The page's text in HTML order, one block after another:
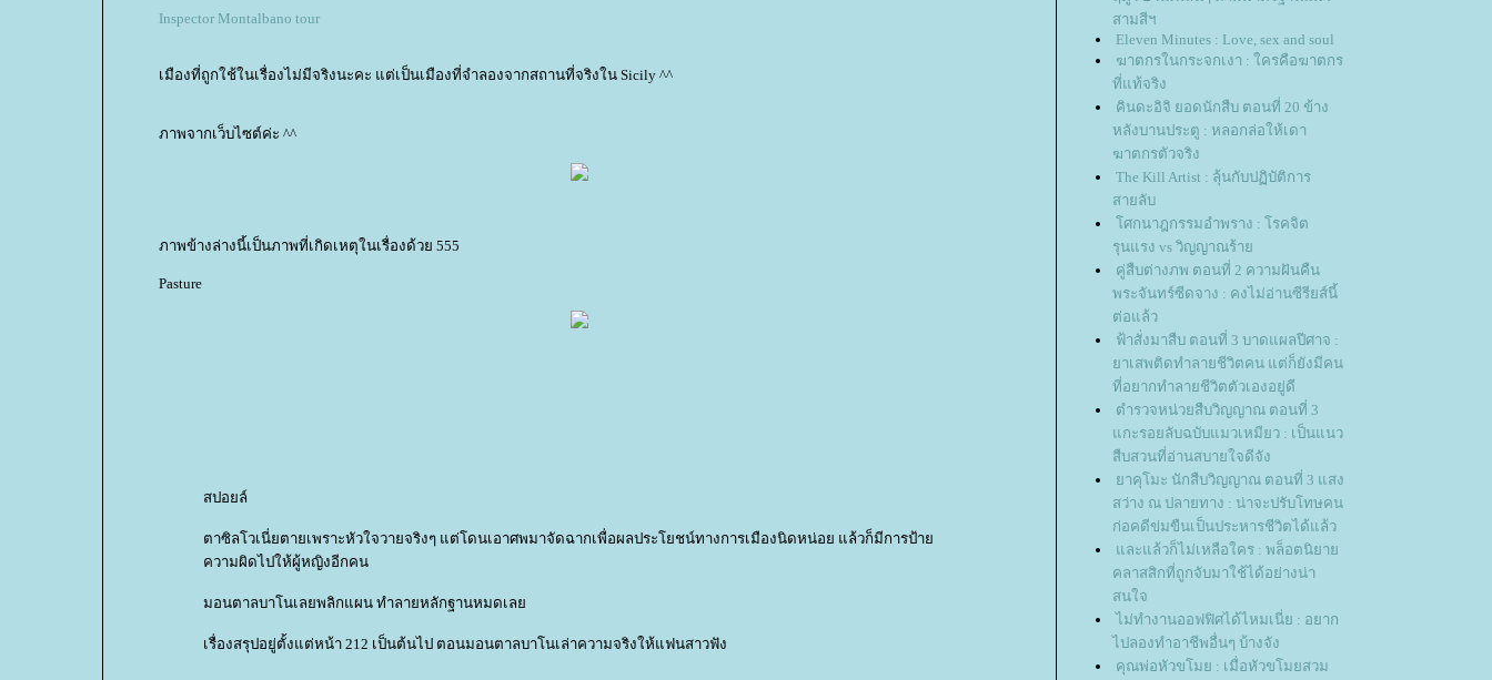
Inspector Montalbano tour
เมืองที่ถูกใช้ในเรื่องไม่มีจริงนะคะ แต่เป็นเมืองที่จำลองจากสถานที่จริงใน Sicily ^^
ภาพจากเว็บไซต์ค่ะ ^^
ภาพข้างล่างนี้เป็นภาพที่เกิดเหตุในเรื่องด้วย 555
Pasture
สปอยล์
ตาซิลโวเนี่ยตายเพราะหัวใจวายจริงๆ แต่โดนเอาศพมาจัดฉากเพื่อผลประโยชน์ทางการเมืองนิดหน่อย แล้วก็มีการป้า
ความผิดไปให้ผู้หญิงอีกคน
มอนตาลบาโนเลยพลิกแผน ทำลายหลักฐานหมดเล
เรื่องสรุปอยู่ตั้งแต่หน้า 212 เป็นต้นไป ตอนมอนตาลบาโนเล่าความจริงให้แฟนสาวฟัง
สามสีฯ
Eleven Minutes : Love, sex and soul
ฆาตกรในกระจกเงา : ใครคือฆาตกร
ที่แท้จริง
คินดะอิจิ ยอดนักสืบ ตอนที่ 20 ข้าง
หลังบานประตู : หลอกล่อให้เดา
ฆาตกรตัวจริง
The Kill Artist : ลุ้นกับปฏิบัติการ
สายลับ
ศกนาฎกรรมอำพราง : โรคจิต
รุนแรง vs วิญญาณร้า
คู่สืบต่างภพ ตอนที่ 2 ความฝันคืน
พระจันทร์ซีดจาง : คงไม่อ่านซีรียส์นี้
ต่อแล้ว
ฟ้าสั่งมาสืบ ตอนที่ 3 บาดแผลปีศาจ :
าเสพติดทำลายชีวิตคน แต่ก็ยังมีคน
ที่อยากทำลายชีวิตตัวเองอยู่ดี
ตำรวจหน่วยสืบวิญญาณ ตอนที่ 3
กะรอยลับฉบับแมวเหมียว : เป็นแนว
สืบสวนที่อ่านสบายใจดีจัง
าคุโมะ นักสืบวิญญาณ ตอนที่ 3 แสง
สว่าง ณ ปลายทาง : น่าจะปรับโทษคน
ก่อคดีข่มขืนเป็นประหารชีวิตได้แล้ว
ละแล้วก็ไม่เหลือใคร : พล็อตนิยา
คลาสสิกที่ถูกจับมาใช้ได้อย่างน่า
สนใจ
ไม่ทำงานออฟฟิศได้ไหมเนี่ย : อยาก
ไปลองทำอาชีพอื่นๆ บ้างจัง
คุณพ่อหัวขโมย : เมื่อหัวขโมยสวม